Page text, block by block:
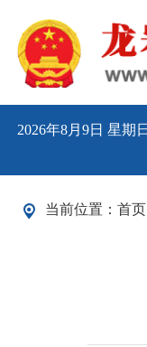
2026年8月9日 星期日
当前位置： 首页